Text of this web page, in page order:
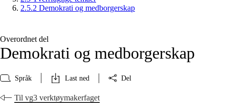
2.5.2 Demokrati og medborgerskap
Overordnet del
Demokrati og medborgerskap
Språk Last ned Del
Til vg3 verktøymakerfaget